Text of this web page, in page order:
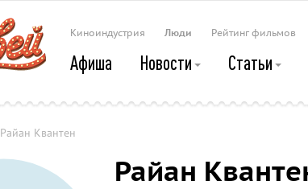
Киноиндустрия Люди Рейтинг фильмов
Афиша Новости Статьи
Райан Квантен
Райан